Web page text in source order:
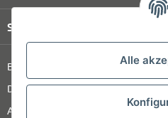
Alle
Shop Service
Barrierefreiheitserklärung
Datenschutz
AGB